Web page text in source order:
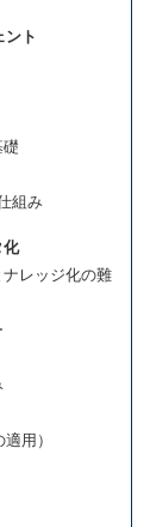
ント
組み
化
レッジ化の難
用）